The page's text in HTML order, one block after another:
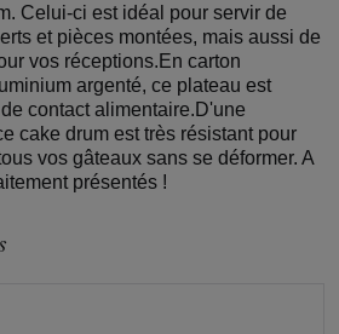
Celui-ci est idéal pour servir de
et pièces montées, mais aussi de
vos réceptions.En carton
argenté, ce plateau est
contact alimentaire.D'une
cake drum est très résistant pour
vos gâteaux sans se déformer. A
présentés !